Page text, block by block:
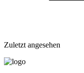
Zuletzt angesehen